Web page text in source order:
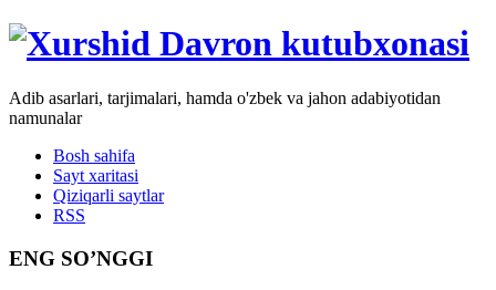
Adib asarlari, tarjimalari, hamda o'zbek va jahon adabiyotidan
namunalar
Bosh sahifa
Sayt xaritasi
Qiziqarli saytlar
RSS
ENG SO’NGGI